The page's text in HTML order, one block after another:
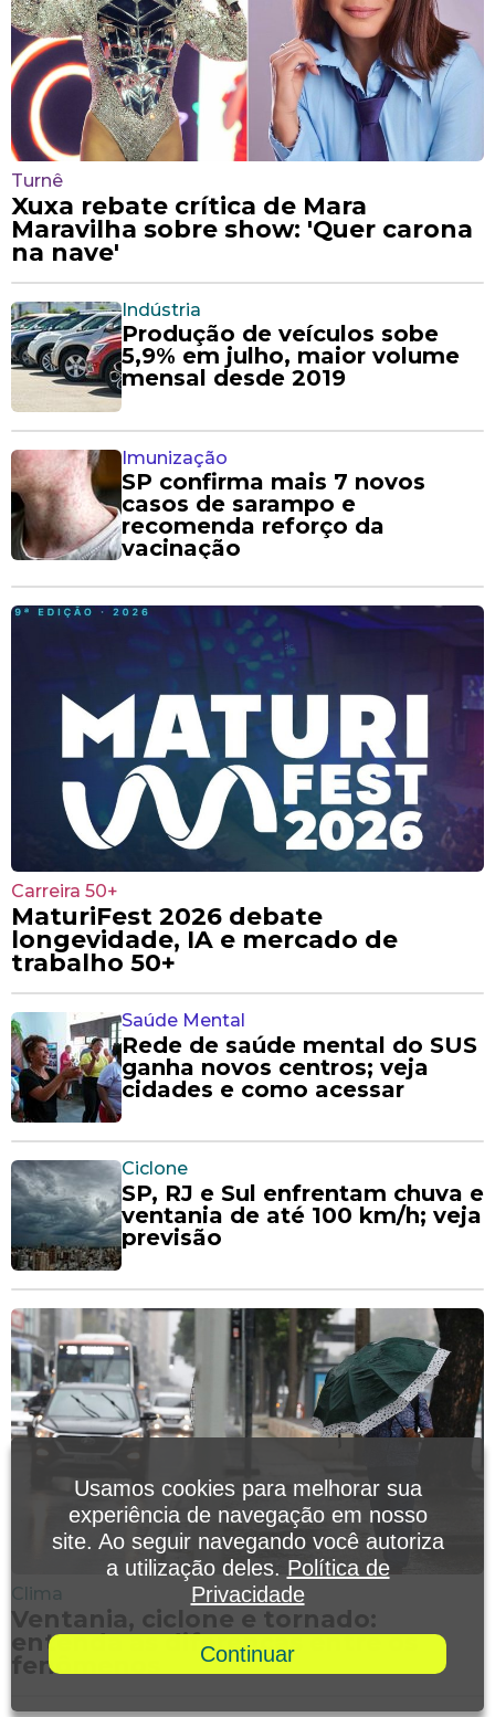
Turnê
Xuxa rebate crítica de Mara
Maravilha sobre show: 'Quer carona
na nave'
Indústria
Produção de veículos sobe
5,9% em julho, maior volume
mensal desde 2019
Imunização
SP confirma mais 7 novos
casos de sarampo e
recomenda reforço da
vacinação
Carreira 50+
MaturiFest 2026 debate
longevidade, IA e mercado de
trabalho 50+
Saúde Mental
Rede de saúde mental do SUS
ganha novos centros; veja
cidades e como acessar
Ciclone
SP, RJ e Sul enfrentam chuva e
ventania de até 100 km/h; veja
previsão
Clima
Ventania, ciclone e tornado:
entenda as diferenças entre os
fenômenos
Usamos cookies para melhorar sua
experiência de navegação em nosso
site. Ao seguir navegando você autoriza
a utilização deles. Política de
Privacidade
Continuar